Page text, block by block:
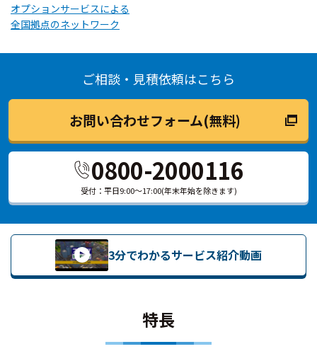
オプションサービスによる
全国拠点のネットワーク
ご相談・見積依頼はこちら
お問い合わせフォーム(無料)
0800-2000116
受付：平日9:00～17:00(年末年始を除きます)
3分でわかるサービス紹介動画
特長